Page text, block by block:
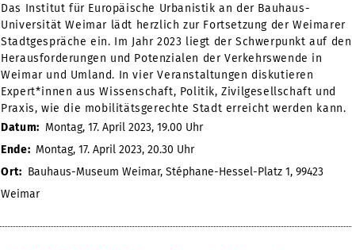
Das Institut für Europäische Urbanistik an der Bauhaus-
Universität Weimar lädt herzlich zur Fortsetzung der Weimarer
Stadtgespräche ein. Im Jahr 2023 liegt der Schwerpunkt auf den
Herausforderungen und Potenzialen der Verkehrswende in
Weimar und Umland. In vier Veranstaltungen diskutieren
Expert*innen aus Wissenschaft, Politik, Zivilgesellschaft und
Praxis, wie die mobilitätsgerechte Stadt erreicht werden kann.
Datum: Montag, 17. April 2023, 19.00 Uhr
Ende: Montag, 17. April 2023, 20.30 Uhr
Ort: Bauhaus-Museum Weimar, Stéphane-Hessel-Platz 1, 99423
Weimar